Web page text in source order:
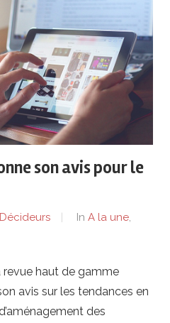
son avis pour le
In A la une,
revue haut de gamme
avis sur les tendances en
des